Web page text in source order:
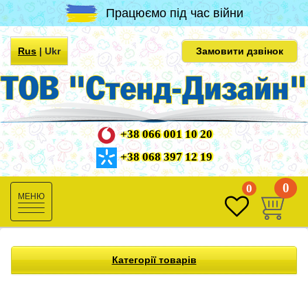
Працюємо під час війни
Rus|Ukr Замовити дзвінок
+38 066 001 10 20
+38 068 397 12 19
Toggle
navigation
0 0
Категорії товарів